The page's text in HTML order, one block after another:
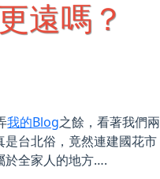
遠嗎？
我的Blog之餘，看著我們兩
台北俗，竟然連建國花市
於全家人的地方….